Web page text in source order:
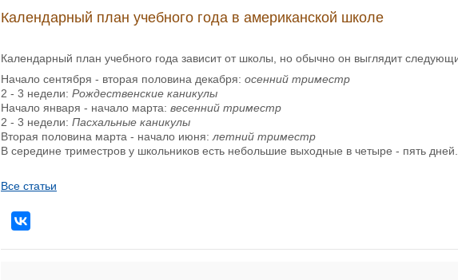
Календарный план учебного года в американской школе
Календарный план учебного года зависит от школы, но обычно он выглядит
Начало сентября - вторая половина декабря: осенний триместр
2 - 3 недели: Рождественские каникулы
Начало января - начало марта: весенний триместр
2 - 3 недели: Пасхальные каникулы
Вторая половина марта - начало июня: летний триместр
В середине триместров у школьников есть небольшие выходные в четыре - пять дней.
Все статьи